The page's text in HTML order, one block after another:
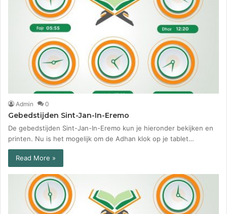
Admin 0
Gebedstijden Sint-Jan-In-Eremo
De gebedstijden Sint-Jan-In-Eremo kun je hieronder bekijken en
printen. Nu is het mogelijk om de Adhan klok op je tablet…
Read More »